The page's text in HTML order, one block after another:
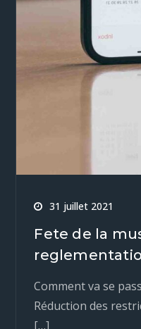
31 juillet 2021
Fete de la
Comment va se
Réduction des
[…]